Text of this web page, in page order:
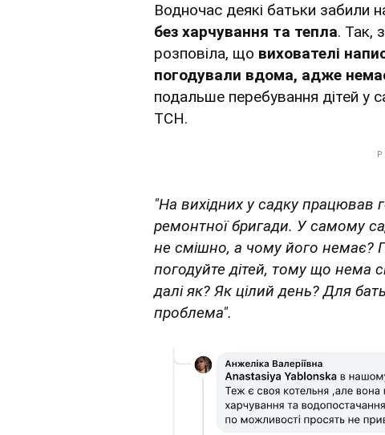
Водночас деякі батьки забили
без харчування та тепла. Так,
розповіла, що вихователі
погодували вдома, адже
подальше перебування дітей у
ТСН.
"На вихідних у садку працював
ремонтної бригади. У самому
не смішно, а чому його немає?
погодуйте дітей, тому що нема
далі як? Як цілий день? Для
проблема".